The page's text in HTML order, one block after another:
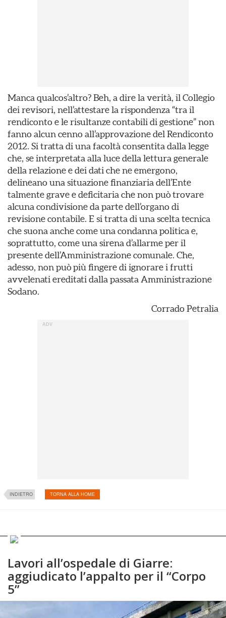
Manca qualcos’altro? Beh, a dire la verità, il Collegio
dei revisori, nell’attestare la rispondenza “tra il
rendiconto e le risultanze contabili di gestione” non
fanno alcun cenno all’approvazione del Rendiconto
2012. Si tratta di una facoltà consentita dalla legge
che, se interpretata alla luce della lettura generale
della relazione e dei dati che ne emergono,
delineano una situazione finanziaria dell’Ente
talmente grave e deficitaria che non può trovare
alcuna condivisione da parte dell’organo di
revisione contabile. E si tratta di una scelta tecnica
che suona anche come una condanna politica e,
soprattutto, come una sirena d’allarme per il
presente dell’Amministrazione comunale. Che,
adesso, non può più fingere di ignorare i frutti
avvelenati ereditati dalla passata Amministrazione
Sodano.
Corrado Petralia
INDIETRO TORNA ALLA HOME
Lavori all’ospedale di Giarre:
aggiudicato l’appalto per il “Corpo
5”